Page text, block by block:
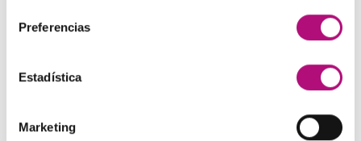
Preferencias
Estadística
Marketing
Pendientes Negro
Champú Huile d´etoile